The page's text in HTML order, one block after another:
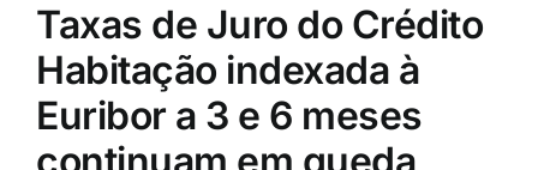
Taxas de Juro do Crédito
Habitação indexada à
Euribor a 3 e 6 meses